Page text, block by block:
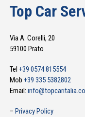
Top Car
Via A. Corelli, 20
59100 Prato
Tel +39 0574 815554
Mob +39 335 5382802
Email:
– Privacy Policy